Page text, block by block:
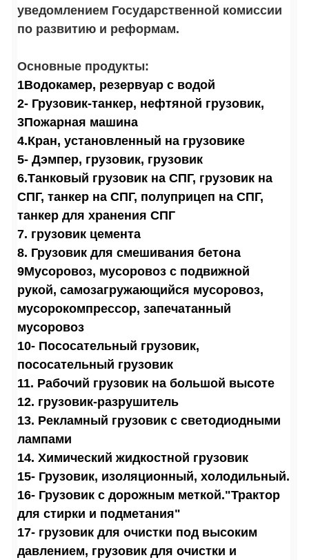
уведомлением Государственной комиссии
по развитию и реформам.
Основные продукты:
1Водокамер, резервуар с водой
2- Грузовик-танкер, нефтяной грузовик,
3Пожарная машина
4.Кран, установленный на грузовике
5- Дэмпер, грузовик, грузовик
6.Танковый грузовик на СПГ, грузовик на
СПГ, танкер на СПГ, полуприцеп на СПГ,
танкер для хранения СПГ
7. грузовик цемента
8. Грузовик для смешивания бетона
9Мусоровоз, мусоровоз с подвижной
рукой, самозагружающийся мусоровоз,
мусорокомпрессор, запечатанный
мусоровоз
10- Пососательный грузовик,
пососательный грузовик
11. Рабочий грузовик на большой высоте
12. грузовик-разрушитель
13. Рекламный грузовик с светодиодными
лампами
14. Химический жидкостной грузовик
15- Грузовик, изоляционный, холодильный.
16- Грузовик с дорожным меткой."Трактор
для стирки и подметания"
17- грузовик для очистки под высоким
давлением, грузовик для очистки и